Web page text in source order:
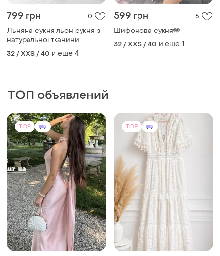
ТОП объявлений
2500 грн 2
Атласна сукня
ХS
2100 грн
2300 грн -9%
Нова сукня mc lorene 🤍
розмір s/m
S и еще 1